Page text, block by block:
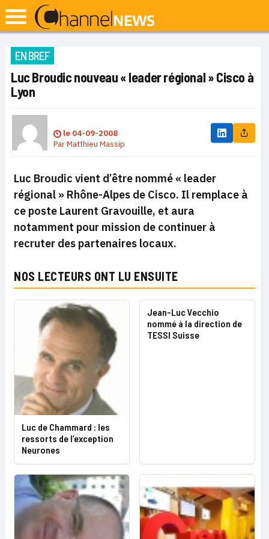
EN BREF
Luc Broudic nouveau « leader régional » Cisco à
Lyon
le 04-09-2008
ParMatthieu Massip
Luc Broudic vient d’être nommé « leader
régional » Rhône-Alpes de Cisco. Il remplace à
ce poste Laurent Gravouille, et aura
notamment pour mission de continuer à
recruter des partenaires locaux.
NOS LECTEURS ONT LU ENSUITE
Luc de Chammard : les
ressorts de l’exception
Neurones
Jean-Luc Vecchio
nommé à la direction de
TESSI Suisse